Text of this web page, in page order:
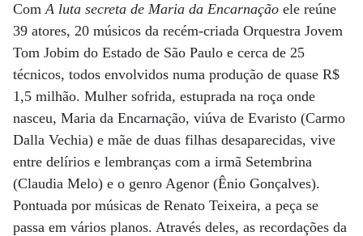
ComA luta secreta de Maria da Encarnação ele reúne
39 atores, 20 músicos da recém-criada Orquestra Jovem
Tom Jobim do Estado de São Paulo e cerca de 25
técnicos, todos envolvidos numa produção de quase R$
1,5 milhão. Mulher sofrida, estuprada na roça onde
nasceu, Maria da Encarnação, viúva de Evaristo (Carmo
Dalla Vechia) e mãe de duas filhas desaparecidas, vive
entre delírios e lembranças com a irmã Setembrina
(Claudia Melo) e o genro Agenor (Ênio Gonçalves).
Pontuada por músicas de Renato Teixeira, a peça se
passa em vários planos. Através deles, as recordações da